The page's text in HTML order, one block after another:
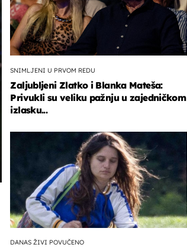
SNIMLJENI U PRVOM REDU
Zaljubljeni Zlatko i Blanka Mateša:
Privukli su veliku pažnju u zajedničkom
izlasku...
DANAS ŽIVI POVUČENO